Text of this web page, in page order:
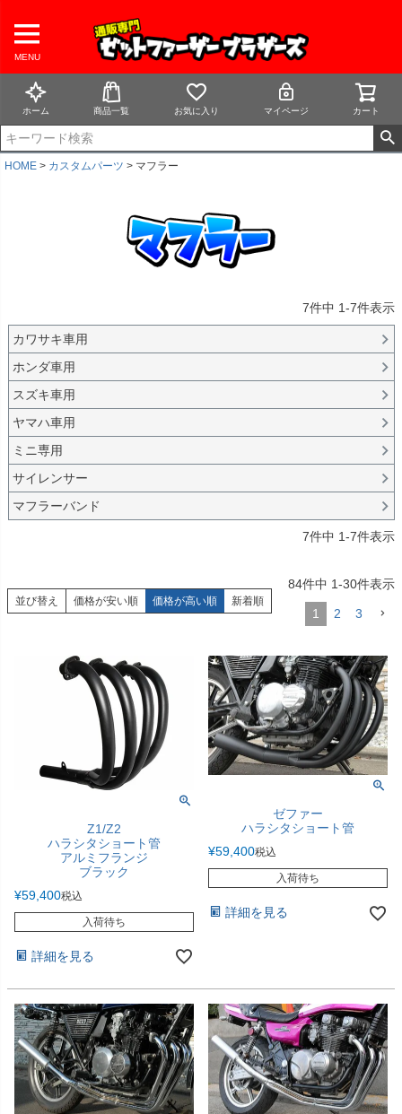
MENU
ホーム 商品一覧 お気に入り マイページ カート
HOME カスタムパーツ マフラー
7件中 1-7件表示
カワサキ車用
ホンダ車用
スズキ車用
ヤマハ車用
ミニ専用
サイレンサー
マフラーバンド
7件中 1-7件表示
並び替え 価格が安い順 価格が高い順 新着順
84件中 1-30件表示
1 2 3
Z1/Z2
ハラシタショート管
アルミフランジ
ブラック
¥59,400税込
入荷待ち
詳細を見る
ゼファー
ハラシタショート管
¥59,400税込
入荷待ち
詳細を見る